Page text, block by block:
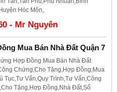
Hóc Môn,
- Mr Nguyên
Mua Bán Nhà Đất Quận 7
Hợp Đồng Mua Bán Nhà Đất
Chứng,Cho Tặng,Hợp Đồng,Mua
Tục,Tư Vấn,Quy Trình,Tư Vấn,Công
Tặng,Hợp Đồng,Nhà Đất,Sổ